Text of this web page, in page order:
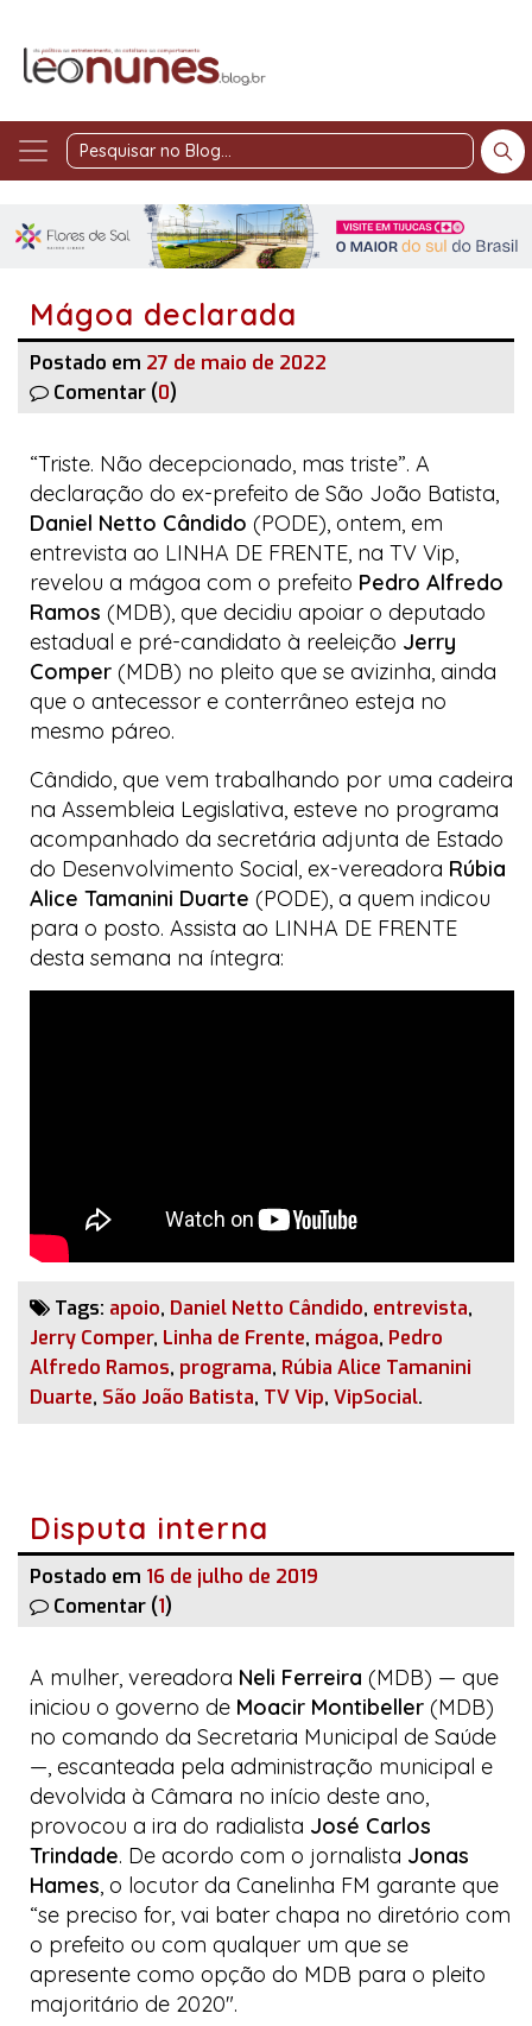
Pesquisar
Blog
Mágoa declarada
Postado em 27 de maio de 2022
Comentar (0)
“Triste. Não decepcionado, mas triste”. A
declaração do ex-prefeito de São João Batista,
Daniel Netto Cândido (PODE), ontem, em
entrevista ao LINHA DE FRENTE, na TV Vip,
revelou a mágoa com o prefeito Pedro Alfredo
Ramos (MDB), que decidiu apoiar o deputado
estadual e pré-candidato à reeleição Jerry
Comper (MDB) no pleito que se avizinha, ainda
que o antecessor e conterrâneo esteja no
mesmo páreo.
Cândido, que vem trabalhando por uma cadeira
na Assembleia Legislativa, esteve no programa
acompanhado da secretária adjunta de Estado
do Desenvolvimento Social, ex-vereadora Rúbia
Alice Tamanini Duarte (PODE), a quem indicou
para o posto. Assista ao LINHA DE FRENTE
desta semana na íntegra:
Tags: apoio, Daniel Netto Cândido, entrevista,
Jerry Comper, Linha de Frente, mágoa, Pedro
Alfredo Ramos, programa, Rúbia Alice Tamanini
Duarte, São João Batista, TV Vip, VipSocial.
Disputa interna
Postado em 16 de julho de 2019
Comentar (1)
A mulher, vereadora Neli Ferreira (MDB) — que
iniciou o governo de Moacir Montibeller (MDB)
no comando da Secretaria Municipal de Saúde
—, escanteada pela administração municipal e
devolvida à Câmara no início deste ano,
provocou a ira do radialista José Carlos
Trindade. De acordo com o jornalista Jonas
Hames, o locutor da Canelinha FM garante que
“se preciso for, vai bater chapa no diretório com
o prefeito ou com qualquer um que se
apresente como opção do MDB para o pleito
majoritário de 2020″.